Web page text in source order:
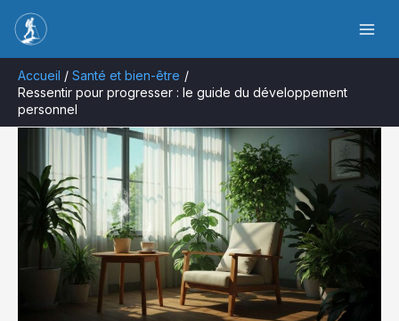
contenu
Accueil
Santé et bien-être
Ressentir pour progresser : le guide du développement
personnel
Rechercher